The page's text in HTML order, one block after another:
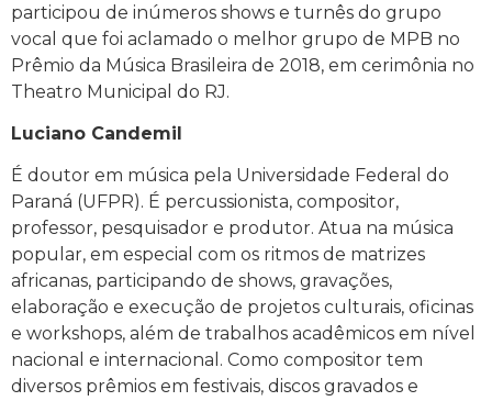
participou de inúmeros shows e turnês do grupo
vocal que foi aclamado o melhor grupo de MPB no
Prêmio da Música Brasileira de 2018, em cerimônia no
Theatro Municipal do RJ.
Luciano Candemil
É doutor em música pela Universidade Federal do
Paraná (UFPR). É percussionista, compositor,
professor, pesquisador e produtor. Atua na música
popular, em especial com os ritmos de matrizes
africanas, participando de shows, gravações,
elaboração e execução de projetos culturais, oficinas
e workshops, além de trabalhos acadêmicos em nível
nacional e internacional. Como compositor tem
diversos prêmios em festivais, discos gravados e